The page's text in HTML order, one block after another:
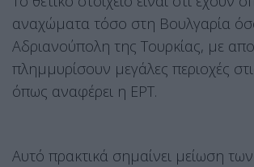
αναχώματα τόσο στη Βουλγαρία
Αδριανούπολη της Τουρκίας, με
πλημμυρίσουν μεγάλες περιοχές
όπως αναφέρει η ΕΡΤ.
Αυτό πρακτικά σημαίνει μείωση